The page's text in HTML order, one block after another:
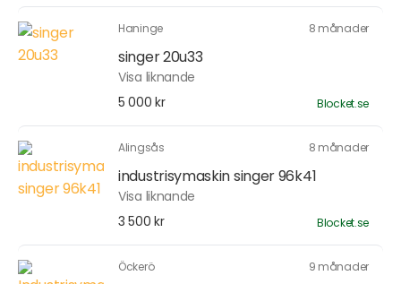
Haninge 8 månader
singer 20u33
Visa liknande
5 000 kr
Blocket.se
Alingsås 8 månader
industrisymaskin singer 96k41
Visa liknande
3 500 kr
Blocket.se
Öckerö 9 månader